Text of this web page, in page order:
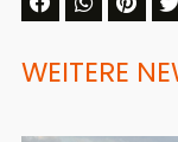
WEITERE